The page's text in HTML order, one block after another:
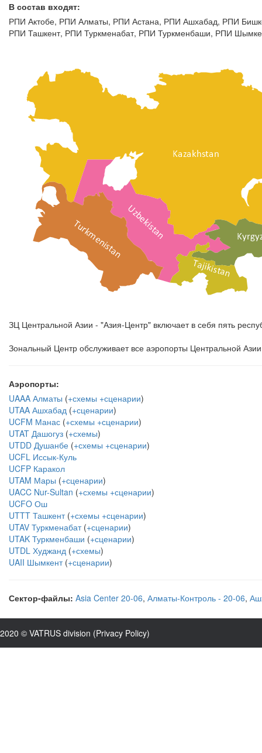
В состав входят:
РПИ Актобе, РПИ Алматы, РПИ Астана, РПИ Ашхабад, РПИ
РПИ Ташкент, РПИ Туркменабат, РПИ Туркменбаши, РПИ
ЗЦ Центральной Азии - "Азия-Центр" включает в себя пять
Зональный Центр обслуживает все аэропорты Центральной
Аэропорты:
UAAA Алматы (+схемы +сценарии)
UTAA Ашхабад (+сценарии)
UCFM Манас (+схемы +сценарии)
UTAT Дашогуз (+схемы)
UTDD Душанбе (+схемы +сценарии)
UCFL Иссык-Куль
UCFP Каракол
UTAM Мары (+сценарии)
UACC Nur-Sultan (+схемы +сценарии)
UCFO Ош
UTTT Ташкент(+схемы +сценарии)
UTAV Туркменабат(+сценарии)
UTAK Туркменбаши (+сценарии)
UTDL Худжанд (+схемы)
UAII Шымкент(+сценарии)
Сектор-файлы: Asia Center 20-06, Алматы-Контроль - 20-06,
2020 © VATRUS division (Privacy Policy)